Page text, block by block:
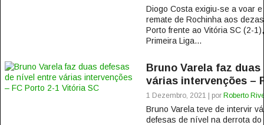
Diogo Costa exigiu-se a voar
remate de Rochinha aos
Porto frente ao Vitória SC (2-
Primeira Liga...
Bruno Varela faz
várias intervenções –
1 Dezembro, 2021 | por Roberto
Bruno Varela teve de intervir
defesas de nível na derrota do